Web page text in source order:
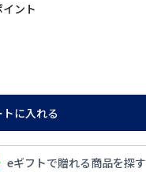
イント
トに入れる
eギフトで贈れる商品を探す